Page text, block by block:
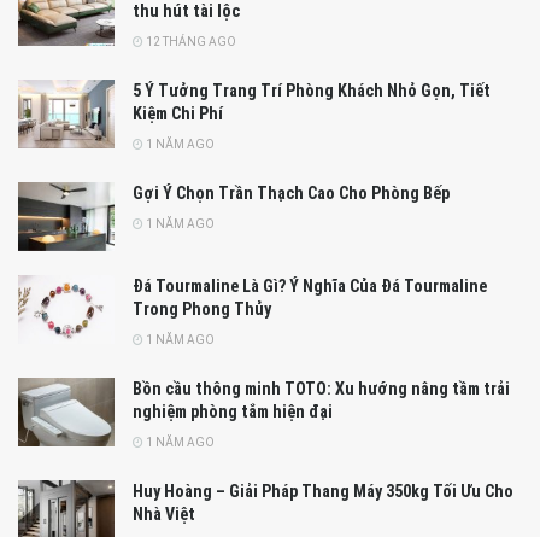
thu hút tài lộc
12 THÁNG AGO
5 Ý Tưởng Trang Trí Phòng Khách Nhỏ Gọn, Tiết
Kiệm Chi Phí
1 NĂM AGO
Gợi Ý Chọn Trần Thạch Cao Cho Phòng Bếp
1 NĂM AGO
Đá Tourmaline Là Gì? Ý Nghĩa Của Đá Tourmaline
Trong Phong Thủy
1 NĂM AGO
Bồn cầu thông minh TOTO: Xu hướng nâng tầm trải
nghiệm phòng tắm hiện đại
1 NĂM AGO
Huy Hoàng – Giải Pháp Thang Máy 350kg Tối Ưu Cho
Nhà Việt